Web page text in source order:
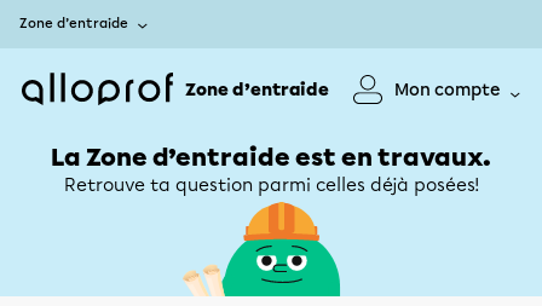
Zone d’entraide
Zone d’entraide Mon compte
La Zone d’entraide est en travaux.
Retrouve ta question parmi celles déjà posées!